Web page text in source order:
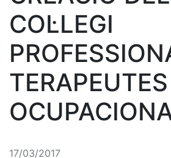
COL·LEGI
TERAPEUTES
17/03/2017